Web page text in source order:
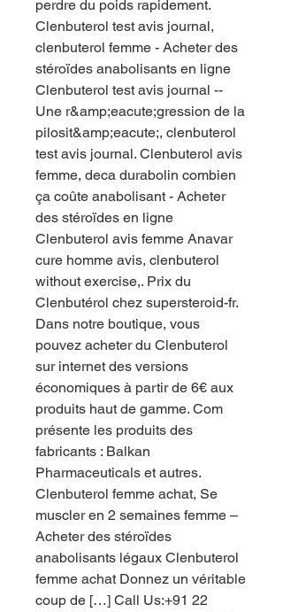
perdre du poids rapidement.
Clenbuterol test avis journal,
clenbuterol femme - Acheter des
stéroïdes anabolisants en ligne
Clenbuterol test avis journal --
Une r&amp;eacute;gression de la
pilosit&amp;eacute;, clenbuterol
test avis journal. Clenbuterol avis
femme, deca durabolin combien
ça coûte anabolisant - Acheter
des stéroïdes en ligne
Clenbuterol avis femme Anavar
cure homme avis, clenbuterol
without exercise,. Prix du
Сlenbutérol chez supersteroid-fr.
Dans notre boutique, vous
pouvez acheter du Clenbuterol
sur internet des versions
économiques à partir de 6€ aux
produits haut de gamme. Com
présente les produits des
fabricants : Balkan
Pharmaceuticals et autres.
Clenbuterol femme achat, Se
muscler en 2 semaines femme –
Acheter des stéroïdes
anabolisants légaux Clenbuterol
femme achat Donnez un véritable
coup de […] Call Us:+91 22